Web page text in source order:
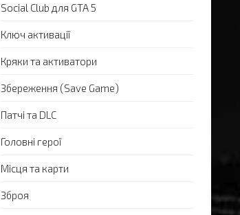
Social Club для GTA 5
Ключ активації
Кряки та активатори
Збереження (Save Game)
Патчі та DLC
Головні герої
Місця та карти
Зброя